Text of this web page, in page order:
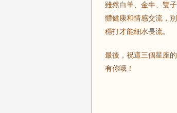
雖然白羊、金牛、雙
體健康和情感交流，
穩打才能細水長流。
最後，祝這三個星座
有你哦！